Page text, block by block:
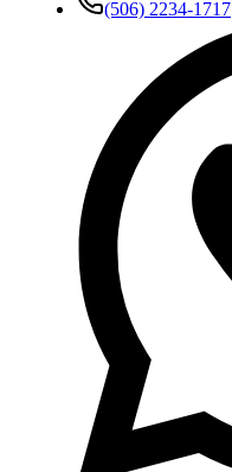
(506) 2234-1717